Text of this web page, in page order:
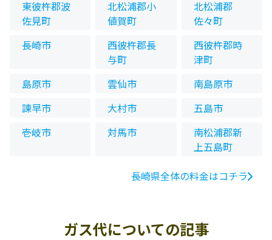
東彼杵郡波
佐見町
北松浦郡小
値賀町
北松浦郡
佐々町
長崎市
西彼杵郡長
与町
西彼杵郡時
津町
島原市
雲仙市
南島原市
諫早市
大村市
五島市
壱岐市
対馬市
南松浦郡新
上五島町
長崎県全体の料金はコチラ
ガス代についての記事